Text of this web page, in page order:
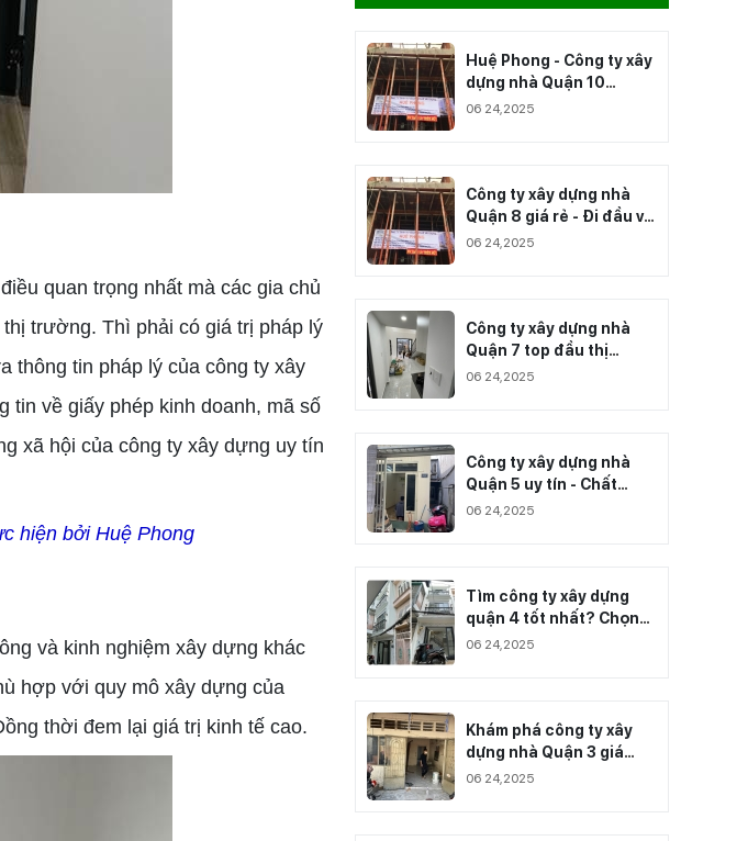
quan trọng nhất mà các gia chủ
trường. Thì phải có giá trị pháp lý
thông tin pháp lý của công ty xây
tin về giấy phép kinh doanh, mã số
xã hội của công ty xây dựng uy tín
hiện bởi Huệ Phong
và kinh nghiệm xây dựng khác
hợp với quy mô xây dựng của
thời đem lại giá trị kinh tế cao.
Huệ Phong - Công ty xây
dựng nhà Quận 10
chuyên nghiệp nhất
06 24,2025
Công ty xây dựng nhà
Quận 8 giá rẻ - Đi đầu về
chất lượng công trình
06 24,2025
Công ty xây dựng nhà
Quận 7 top đầu thị
trường
06 24,2025
Công ty xây dựng nhà
Quận 5 uy tín - Chất
lượng
06 24,2025
Tìm công ty xây dựng
quận 4 tốt nhất? Chọn
Xây Dựng Huệ Phong
06 24,2025
Khám phá công ty xây
dựng nhà Quận 3 giá
cạnh tranh nhất
06 24,2025